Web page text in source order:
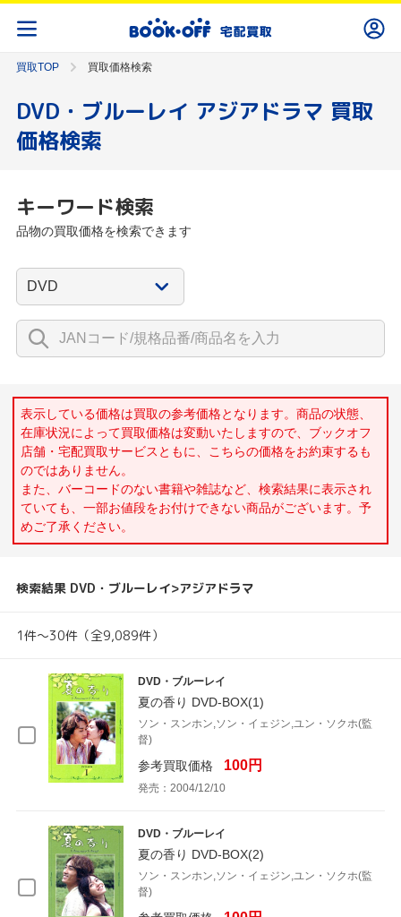
買取TOP 買取価格検索
DVD・ブルーレイ アジアドラマ 買取
価格検索
キーワード検索
品物の買取価格を検索できます
表示している価格は買取の参考価格となります。商品の状態、
在庫状況によって買取価格は変動いたしますので、ブックオフ
店舗・宅配買取サービスともに、こちらの価格をお約束するも
のではありません。
また、バーコードのない書籍や雑誌など、検索結果に表示され
ていても、一部お値段をお付けできない商品がございます。予
めご了承ください。
検索結果 DVD・ブルーレイ>アジアドラマ
1件～30件（全9,089件）
DVD・ブルーレイ
夏の香り DVD-BOX(1)
ソン・スンホン,ソン・イェジン,ユン・ソクホ(監
督)
参考買取価格 100円
発売：2004/12/10
DVD・ブルーレイ
夏の香り DVD-BOX(2)
ソン・スンホン,ソン・イェジン,ユン・ソクホ(監
督)